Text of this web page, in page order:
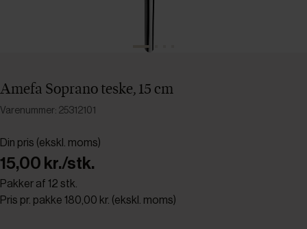
Amefa Soprano teske, 15 cm
Varenummer: 25312101
Din pris (ekskl. moms)
15,00 kr./stk.
Pakker af 12 stk.
Pris pr. pakke 180,00 kr. (ekskl. moms)